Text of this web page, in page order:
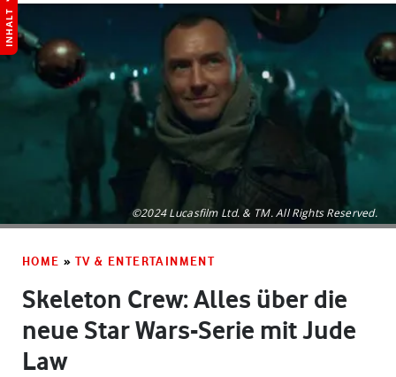
INHALT
©2024 Lucasfilm Ltd. & TM. All Rights Reserved.
HOME » TV & ENTERTAINMENT
Skeleton Crew: Alles über die
neue Star Wars-Serie mit Jude
Law